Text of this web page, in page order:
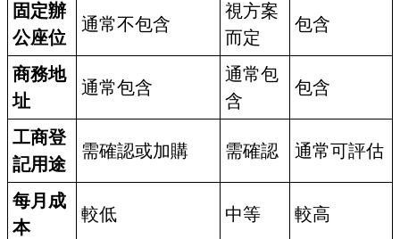
固定辦
公座位
通常不包含
視方案
而定
包含
商務地
址
通常包含
通常包
含
包含
工商登
記用途
需確認或加購 需確認 通常可評估
每月成
本
較低 中等 較高